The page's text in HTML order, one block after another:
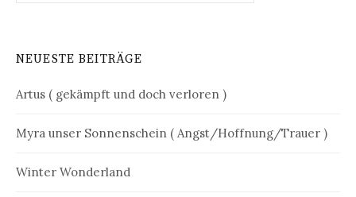
NEUESTE BEITRÄGE
Artus ( gekämpft und doch verloren )
Myra unser Sonnenschein ( Angst/Hoffnung/Trauer )
Winter Wonderland